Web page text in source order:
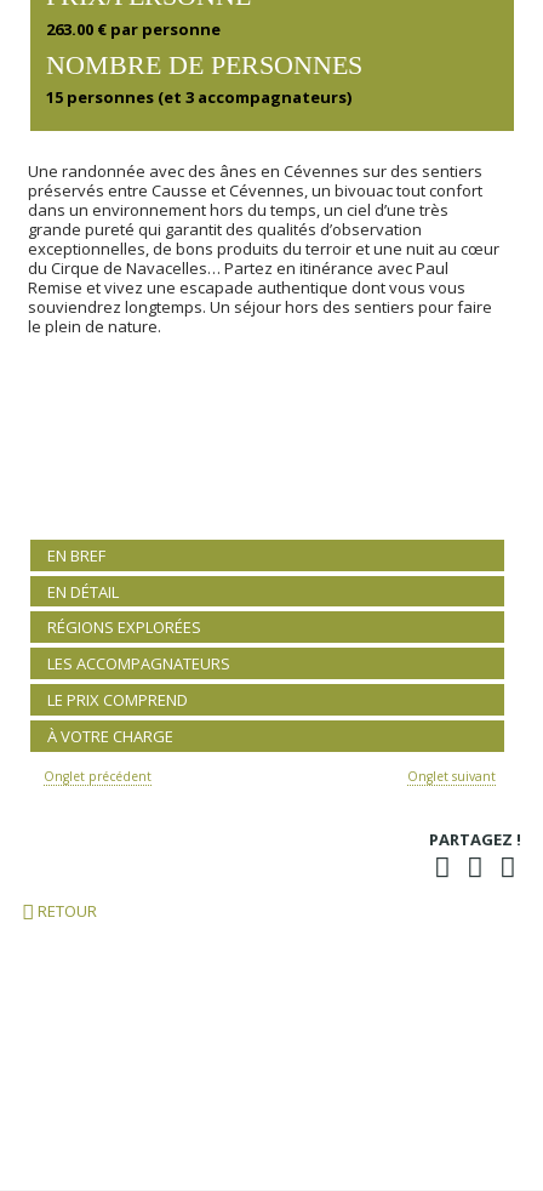
263.00 € par personne
NOMBRE DE PERSONNES
15 personnes (et 3 accompagnateurs)
Une randonnée avec des ânes en Cévennes sur des sentiers
préservés entre Causse et Cévennes, un bivouac tout confort
dans un environnement hors du temps, un ciel d’une très
grande pureté qui garantit des qualités d’observation
exceptionnelles, de bons produits du terroir et une nuit au cœur
du Cirque de Navacelles… Partez en itinérance avec Paul
Remise et vivez une escapade authentique dont vous vous
souviendrez longtemps. Un séjour hors des sentiers pour faire
le plein de nature.
EN BREF
EN DÉTAIL
RÉGIONS EXPLORÉES
LES ACCOMPAGNATEURS
LE PRIX COMPREND
À VOTRE CHARGE
Onglet précédent Onglet suivant
PARTAGEZ !
RETOUR